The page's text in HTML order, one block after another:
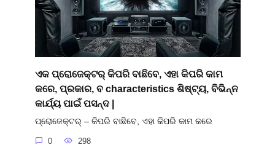
ଏକ ପ୍ରୋଜେକ୍ଟର୍ କିପରି ବାଛିବେ, ଏହା କିପରି କାମ
କରେ, ପ୍ରକାର, ବ characteristics ଶିଷ୍ଟ୍ୟ, ବିଭିନ୍ନ
କାର୍ଯ୍ୟ ପାଇଁ ପସନ୍ଦ |
ପ୍ରୋଜେକ୍ଟର୍ – କିପରି ବାଛିବେ, ଏହା କିପରି କାମ କରେ
0 298